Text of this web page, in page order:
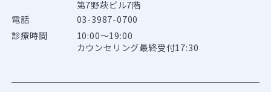
第7野萩ビル7階
電話
03-3987-0700
診療時間
10:00～19:00
カウンセリング最終受付17:30